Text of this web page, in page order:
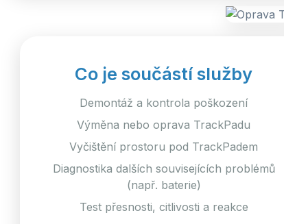
Co je součástí služby
Demontáž a kontrola poškození
Výměna nebo oprava TrackPadu
Vyčištění prostoru pod TrackPadem
Diagnostika dalších souvisejících problémů
(např. baterie)
Test přesnosti, citlivosti a reakce